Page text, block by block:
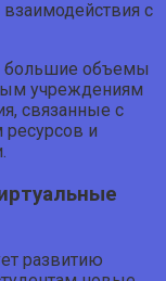
с
большие объемы
учреждениям
связанные с
и
развитию